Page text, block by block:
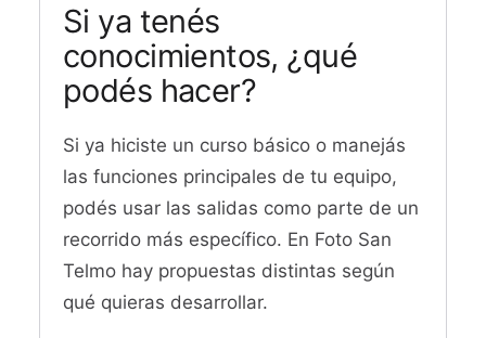
Si ya tenés
conocimientos, ¿qué
podés hacer?
Si ya hiciste un curso básico o manejás
las funciones principales de tu equipo,
podés usar las salidas como parte de un
recorrido más específico. En Foto San
Telmo hay propuestas distintas según
qué quieras desarrollar.